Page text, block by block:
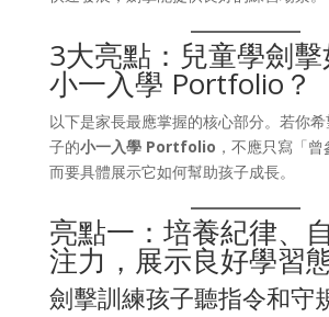
3大亮點：兒童學劍
小一入學 Portfolio？
以下是家長最應掌握的核心部分。若你
子的小一入學 Portfolio ，不應只寫「
而要具體展示它如何幫助孩子成長。
亮點一：培養紀律、
注力，展示良好學習
劍擊訓練孩子聽指令和守